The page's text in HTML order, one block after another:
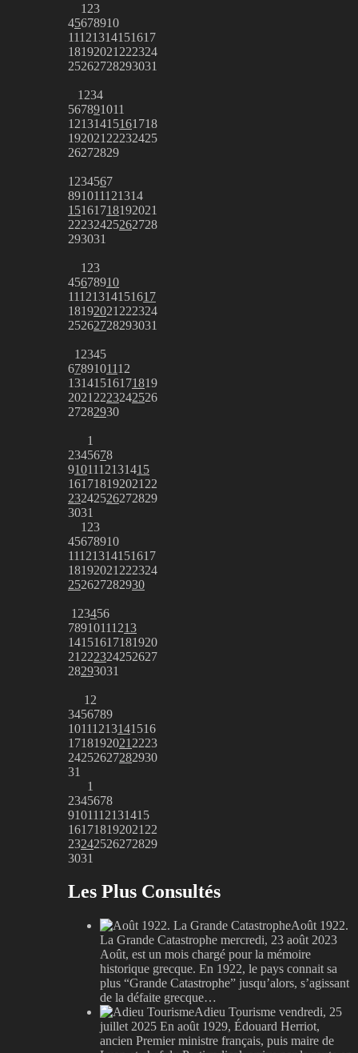
1 23
45678910
11121314151617
18192021 222324
25262728293031
1 234
567891011
12131415161718
192021 22232425
26272829
1 234567
891011121314
15161718192021
22232425262728
293031
1 23
45678910
11121314151617
18192021 222324
25262728293031
1 2345
6789101112
13141516171819
2021 2223242526
27282930
1
2345678
9101112131415
161718192021 22
23242526272829
3031
1 23
45678910
11121314151617
18192021 222324
252627282930
1 23456
78910111213
14151617181920
21 222324252627
28293031
1 2
3456789
10111213141516
1718192021 2223
24252627282930
31
1
2345678
9101112131415
161718192021 22
23242526272829
3031
Les Plus Consultés
Août 1922.
La Grande Catastrophe mercredi, 23 août 2023
Août, est un mois chargé pour la mémoire
historique grecque. En 1922, le pays connait sa
plus “Grande Catastrophe” jusqu’alors, s’agissant
de la défaite grecque…
Adieu Tourisme vendredi, 25
juillet 2025 En août 1929, Édouard Herriot,
ancien Premier ministre français, puis maire de